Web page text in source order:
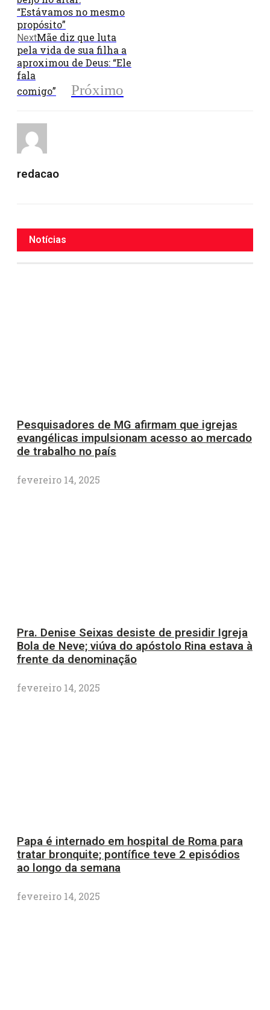
“Estávamos no mesmo
propósito”
NextMãe diz que luta
pela vida de sua filha a
aproximou de Deus: “Ele
fala
comigo”
Próximo
redacao
Notícias
Pesquisadores de MG afirmam que igrejas
evangélicas impulsionam acesso ao mercado
de trabalho no país
fevereiro 14, 2025
Pra. Denise Seixas desiste de presidir Igreja
Bola de Neve; viúva do apóstolo Rina estava à
frente da denominação
fevereiro 14, 2025
Papa é internado em hospital de Roma para
tratar bronquite; pontífice teve 2 episódios
ao longo da semana
fevereiro 14, 2025